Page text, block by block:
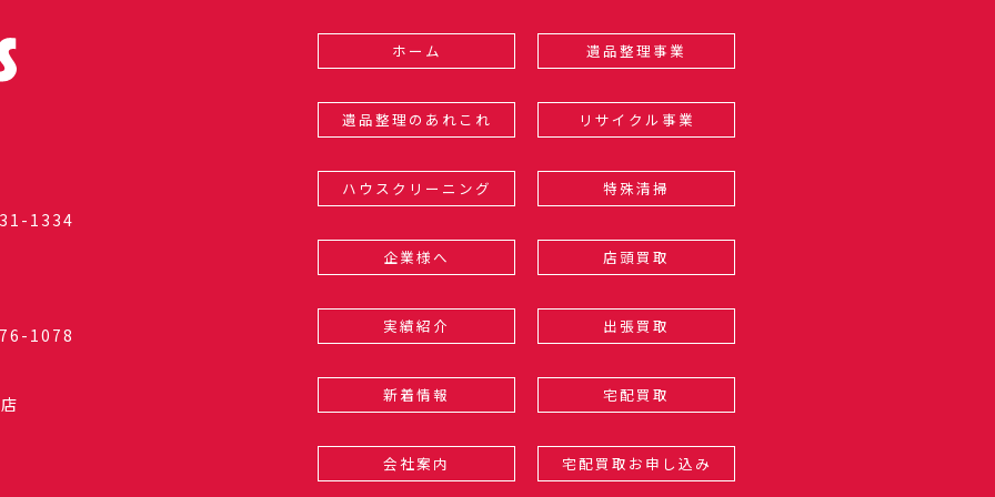
1334
1078
ホーム 遺品整理事業
遺品整理のあれこれ リサイクル事業
ハウスクリーニング 特殊清掃
企業様へ 店頭買取
実績紹介 出張買取
新着情報 宅配買取
会社案内 宅配買取お申し込み